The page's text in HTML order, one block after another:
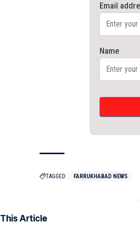
Email
Name
TAGGED: FARRUKHABAD NEWS
Article